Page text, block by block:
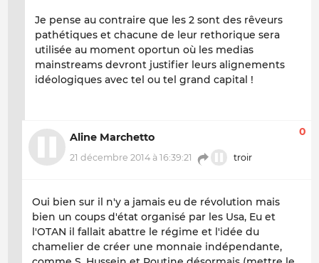
Je pense au contraire que les 2 sont des rêveurs
pathétiques et chacune de leur rethorique sera
utilisée au moment oportun où les medias
mainstreams devront justifier leurs alignements
idéologiques avec tel ou tel grand capital !
Aline Marchetto
21 décembre 2014 à 16:39:21 troir
0
Oui bien sur il n'y a jamais eu de révolution mais
bien un coups d'état organisé par les Usa, Eu et
l'OTAN il fallait abattre le régime et l'idée du
chamelier de créer une monnaie indépendante,